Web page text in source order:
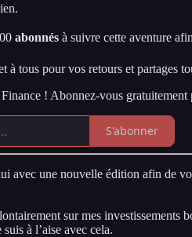
abonnés à suivre cette aventure
à tous pour vos retours et partages
! Abonnez-vous
S'abonner
avec une nouvelle édition afin de
sur mes investissements
à l’aise avec cela.